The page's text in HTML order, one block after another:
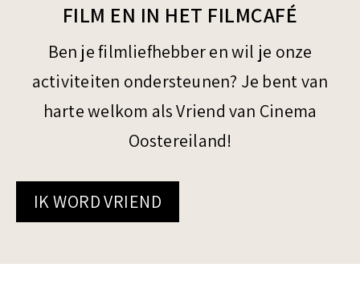
FILM EN IN HET FILMCAFÉ
Ben je filmliefhebber en wil je onze
activiteiten ondersteunen? Je bent van
harte welkom als Vriend van Cinema
Oostereiland!
IK WORD VRIEND